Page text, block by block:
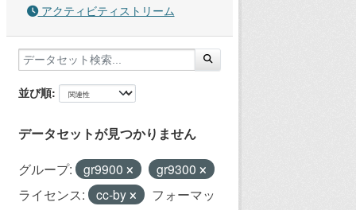
アクティビティストリーム
並び順
データセットが見つかりません
グループ: gr9900
gr9300
ライセンス:
cc-by
フォーマッ